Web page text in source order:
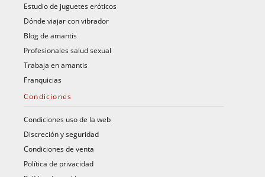
Estudio de juguetes eróticos
Dónde viajar con vibrador
Blog de amantis
Profesionales salud sexual
Trabaja en amantis
Franquicias
Condiciones
Condiciones uso de la web
Discreción y seguridad
Condiciones de venta
Política de privacidad